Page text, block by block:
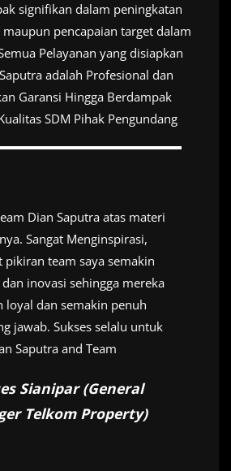
signifikan dalam peningkatan
pencapaian target dalam
Pelayanan yang disiapkan
adalah Profesional dan
Garansi Hingga Berdampak
SDM Pihak Pengundang
Dian Saputra atas materi
Sangat Menginspirasi,
pikiran team saya semakin
inovasi sehingga mereka
loyal dan semakin penuh
jawab. Sukses selalu untuk
Saputra and Team
Sianipar (General
Telkom Property)